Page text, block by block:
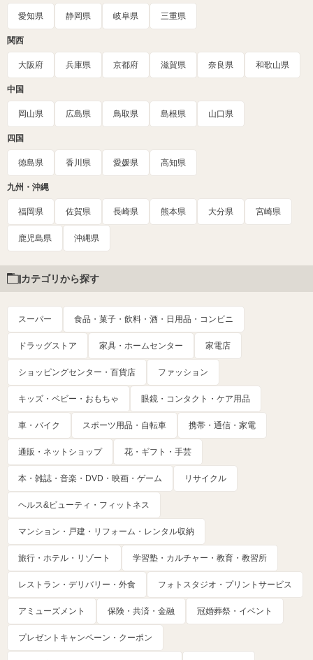
愛知県 静岡県 岐阜県 三重県
関西
大阪府 兵庫県 京都府 滋賀県 奈良県 和歌山県
中国
岡山県 広島県 鳥取県 島根県 山口県
四国
徳島県 香川県 愛媛県 高知県
九州・沖縄
福岡県 佐賀県 長崎県 熊本県 大分県 宮崎県
鹿児島県 沖縄県
カテゴリから探す
スーパー 食品・菓子・飲料・酒・日用品・コンビニ
ドラッグストア 家具・ホームセンター 家電店
ショッピングセンター・百貨店 ファッション
キッズ・ベビー・おもちゃ 眼鏡・コンタクト・ケア用品
車・バイク スポーツ用品・自転車 携帯・通信・家電
通販・ネットショップ 花・ギフト・手芸
本・雑誌・音楽・DVD・映画・ゲーム リサイクル
ヘルス&ビューティ・フィットネス
マンション・戸建・リフォーム・レンタル収納
旅行・ホテル・リゾート 学習塾・カルチャー・教育・教習所
レストラン・デリバリー・外食 フォトスタジオ・プリントサービス
アミューズメント 保険・共済・金融 冠婚葬祭・イベント
プレゼントキャンペーン・クーポン